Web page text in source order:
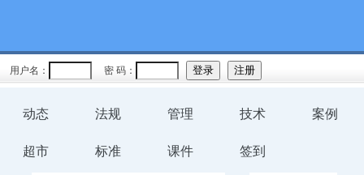
用户名： 密 码：
动态 法规 管理 技术 案例
超市 标准 课件 签到